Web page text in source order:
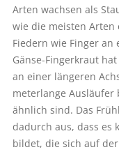
Arten wachsen als
wie die meisten
Fiedern wie Finger an
Gänse-Fingerkraut
an einer längeren
meterlange Ausläufer
ähnlich sind. Das
dadurch aus, dass es
bildet, die sich auf